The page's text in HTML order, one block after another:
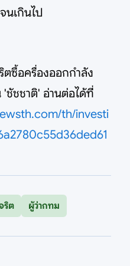
นเกินไป
ซื้อครื่องออกกำลัง
ชชาติ' อ่านต่อได้ที่
th/investi
ริต ผู้ว่ากทม